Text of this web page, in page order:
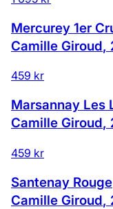
Mercurey 1er
Camille Giroud,
459 kr
Marsannay Les
Camille Giroud,
459 kr
Santenay Rouge
Camille Giroud,